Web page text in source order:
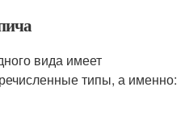
вида имеет
типы, а именно: